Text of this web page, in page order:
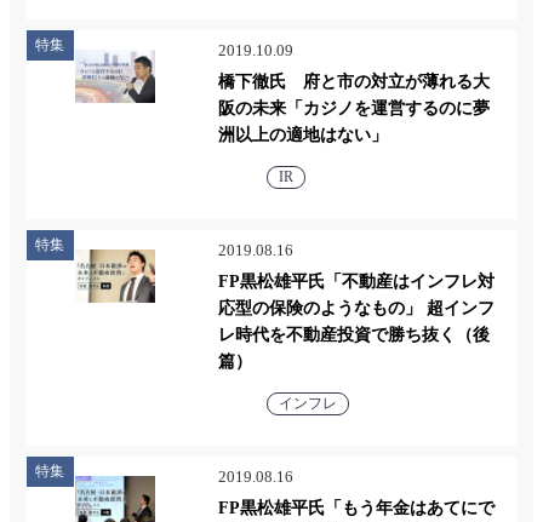
特集 2019.10.09
橋下徹氏 府と市の対立が薄れる大
阪の未来「カジノを運営するのに夢
洲以上の適地はない」
IR
特集 2019.08.16
FP黒松雄平氏「不動産はインフレ対
応型の保険のようなもの」 超インフ
レ時代を不動産投資で勝ち抜く（後
篇）
インフレ
特集 2019.08.16
FP黒松雄平氏「もう年金はあてにで